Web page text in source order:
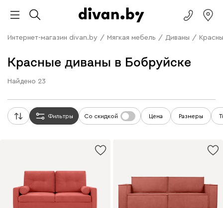
Интернет-магазин divan.by / Мягкая мебель / Диваны /
Красные диваны в Бобруйске
Найдено 23
Фильтры Со скидкой Цена Размеры